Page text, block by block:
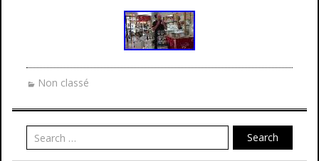
Non classé
Search